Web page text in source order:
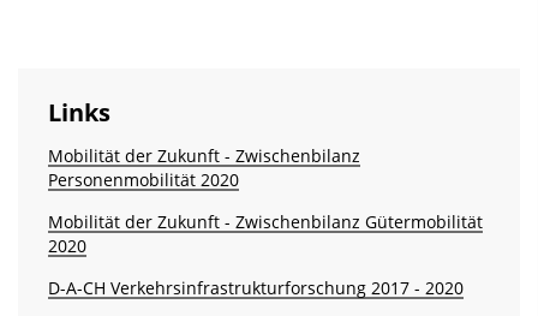
Links
Mobilität der Zukunft - Zwischenbilanz
Personenmobilität 2020
Mobilität der Zukunft - Zwischenbilanz Gütermobilität
2020
D-A-CH Verkehrsinfrastrukturforschung 2017 - 2020